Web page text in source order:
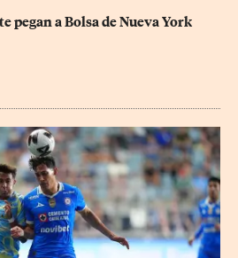
pegan a Bolsa de Nueva York